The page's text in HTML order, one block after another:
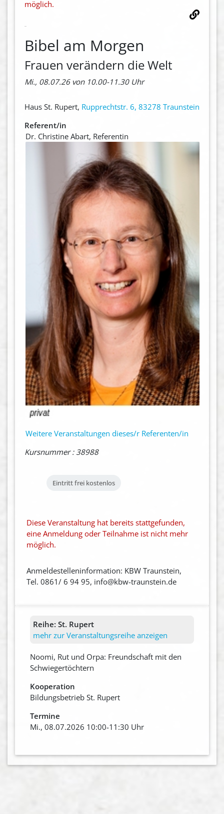
möglich.
Bibel am Morgen
Frauen verändern die Welt
Mi., 08.07.26 von 10.00-11.30 Uhr
Haus St. Rupert, Rupprechtstr. 6, 83278 Traunstein
Referent/in
Dr. Christine Abart, Referentin
Weitere Veranstaltungen dieses/r Referenten/in
Kursnummer : 38988
Eintritt frei kostenlos
Diese Veranstaltung hat bereits stattgefunden,
eine Anmeldung oder Teilnahme ist nicht mehr
möglich.
Anmeldestelleninformation: KBW Traunstein,
Tel. 0861/ 6 94 95, info@kbw-traunstein.de
Reihe: St. Rupert
mehr zur Veranstaltungsreihe anzeigen
Noomi, Rut und Orpa: Freundschaft mit den
Schwiegertöchtern
Kooperation
Bildungsbetrieb St. Rupert
Termine
Mi., 08.07.2026 10:00-11:30 Uhr